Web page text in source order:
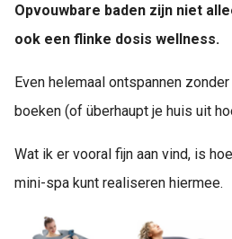
Opvouwbare baden zijn niet
ook een flinke dosis wellness.
Even helemaal ontspannen
boeken (of überhaupt je huis uit
Wat ik er vooral fijn aan vind, is
mini-spa kunt realiseren hiermee.